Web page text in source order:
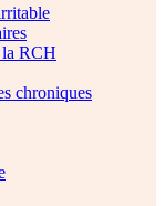
RCH
chroniques